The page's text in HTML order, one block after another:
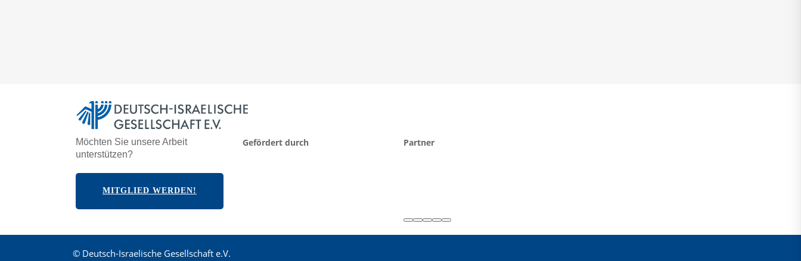
Möchten Sie unsere Arbeit
unterstützen?
MITGLIED WERDEN!
Gefördert durch Partner
© Deutsch-Israelische Gesellschaft e.V.